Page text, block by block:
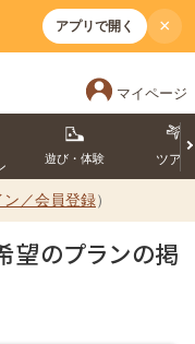
アプリで開く ×
マイページ
遊び・体験 ツアー
ン／会員登録）
望のプランの掲